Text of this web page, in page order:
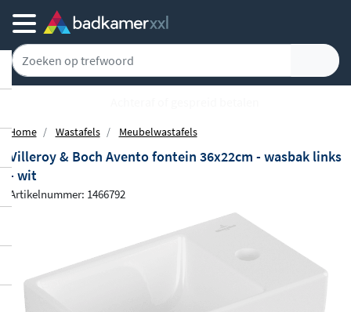
Home Wastafels Meubelwastafels
Villeroy & Boch Avento fontein 36x22cm - wasbak links
- wit
Artikelnummer: 1466792